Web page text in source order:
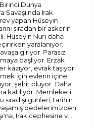
Dünya
Savaşı'nda Irak
yapan Hüseyin
sıradan bir askerin
Hüseyin Nuri daha
yaralanıyor.
giriyor. Parasız
başlıyor. Erzak
kazıyor, evrak taşıyor.
için evlerin içine
şehit oluyor. Daha
katılıyor. Memleketi
günleri, tarihin
dedelerimizden
Irak cephesine ve
gözünden şahit